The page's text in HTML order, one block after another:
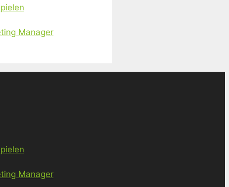
Manager
Manager